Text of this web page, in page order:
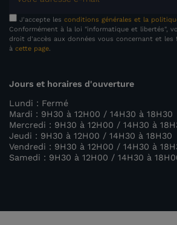
J'accepte les conditions générales et la
Conformément à la loi "informatique et libertés",
droit d'accès aux données vous concernant et les
à cette page.
Jours et horaires d'ouverture
Lundi : Fermé
Mardi : 9H30 à 12H00 / 14H30 à 18H30
Mercredi : 9H30 à 12H00 / 14H30 à
Jeudi : 9H30 à 12H00 / 14H30 à 18H30
Vendredi : 9H30 à 12H00 / 14H30 à
Samedi : 9H30 à 12H00 / 14H30 à